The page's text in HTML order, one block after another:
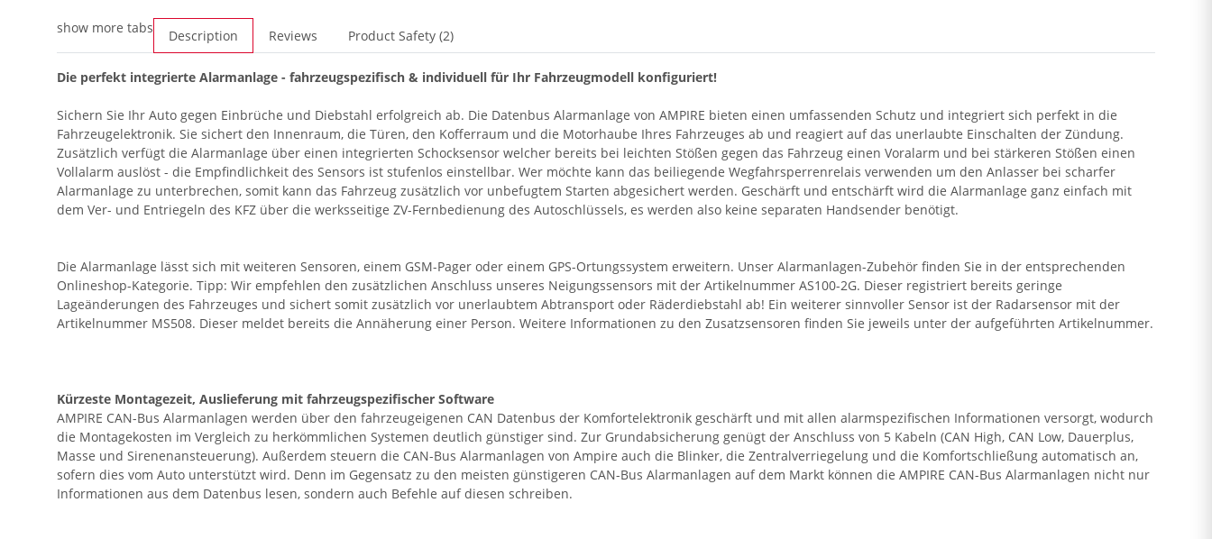
show more tabs Description Reviews Product Safety (2)
Die perfekt integrierte Alarmanlage - fahrzeugspezifisch & individuell für Ihr Fahrzeugmodell konfiguriert!
Sichern Sie Ihr Auto gegen Einbrüche und Diebstahl erfolgreich ab. Die Datenbus Alarmanlage von AMPIRE bieten einen umfassenden Schutz und integriert sich perfekt in die
Fahrzeugelektronik. Sie sichert den Innenraum, die Türen, den Kofferraum und die Motorhaube Ihres Fahrzeuges ab und reagiert auf das unerlaubte Einschalten der Zündung.
Zusätzlich verfügt die Alarmanlage über einen integrierten Schocksensor welcher bereits bei leichten Stößen gegen das Fahrzeug einen Voralarm und bei stärkeren Stößen einen
Vollalarm auslöst - die Empfindlichkeit des Sensors ist stufenlos einstellbar. Wer möchte kann das beiliegende Wegfahrsperrenrelais verwenden um den Anlasser bei scharfer
Alarmanlage zu unterbrechen, somit kann das Fahrzeug zusätzlich vor unbefugtem Starten abgesichert werden. Geschärft und entschärft wird die Alarmanlage ganz einfach mit
dem Ver- und Entriegeln des KFZ über die werksseitige ZV-Fernbedienung des Autoschlüssels, es werden also keine separaten Handsender benötigt.
Die Alarmanlage lässt sich mit weiteren Sensoren, einem GSM-Pager oder einem GPS-Ortungssystem erweitern. Unser Alarmanlagen-Zubehör finden Sie in der entsprechenden
Onlineshop-Kategorie. Tipp: Wir empfehlen den zusätzlichen Anschluss unseres Neigungssensors mit der Artikelnummer AS100-2G. Dieser registriert bereits geringe
Lageänderungen des Fahrzeuges und sichert somit zusätzlich vor unerlaubtem Abtransport oder Räderdiebstahl ab! Ein weiterer sinnvoller Sensor ist der Radarsensor mit der
Artikelnummer MS508. Dieser meldet bereits die Annäherung einer Person. Weitere Informationen zu den Zusatzsensoren finden Sie jeweils unter der aufgeführten Artikelnummer.
Kürzeste Montagezeit, Auslieferung mit fahrzeugspezifischer Software
AMPIRE CAN-Bus Alarmanlagen werden über den fahrzeugeigenen CAN Datenbus der Komfortelektronik geschärft und mit allen alarmspezifischen Informationen versorgt, wodurch
die Montagekosten im Vergleich zu herkömmlichen Systemen deutlich günstiger sind. Zur Grundabsicherung genügt der Anschluss von 5 Kabeln (CAN High, CAN Low, Dauerplus,
Masse und Sirenenansteuerung). Außerdem steuern die CAN-Bus Alarmanlagen von Ampire auch die Blinker, die Zentralverriegelung und die Komfortschließung automatisch an,
sofern dies vom Auto unterstützt wird. Denn im Gegensatz zu den meisten günstigeren CAN-Bus Alarmanlagen auf dem Markt können die AMPIRE CAN-Bus Alarmanlagen nicht nur
Informationen aus dem Datenbus lesen, sondern auch Befehle auf diesen schreiben.